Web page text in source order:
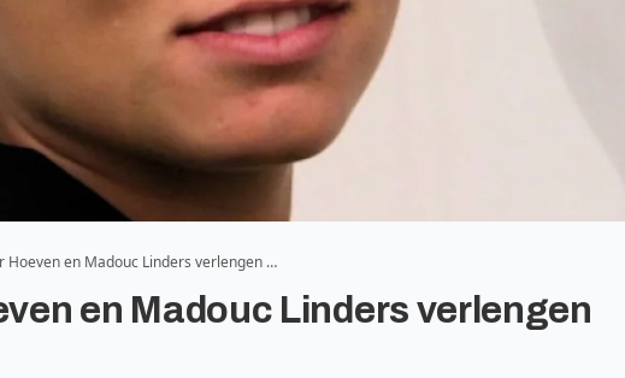
Hoeven en Madouc Linders verlengen …
en Madouc Linders verlengen